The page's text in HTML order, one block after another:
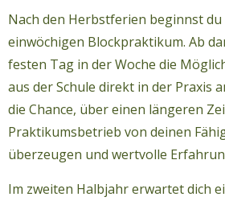
Nach den Herbstferien beginnst du
einwöchigen Blockpraktikum. Ab
festen Tag in der Woche die
aus der Schule direkt in der Praxis
die Chance, über einen längeren
Praktikumsbetrieb von deinen
überzeugen und wertvolle
Im zweiten Halbjahr erwartet dich